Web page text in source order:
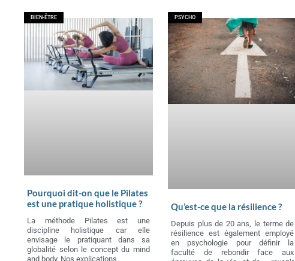
BIEN-ÊTRE
Pourquoi dit-on que le Pilates
est une pratique holistique ?
La méthode Pilates est une
discipline holistique car elle
envisage le pratiquant dans sa
globalité selon le concept du mind
and body. Nos explications.
PSYCHO
Qu’est-ce que la résilience ?
Depuis plus de 20 ans, le terme de
résilience est également employé
en psychologie pour définir la
faculté de rebondir face aux